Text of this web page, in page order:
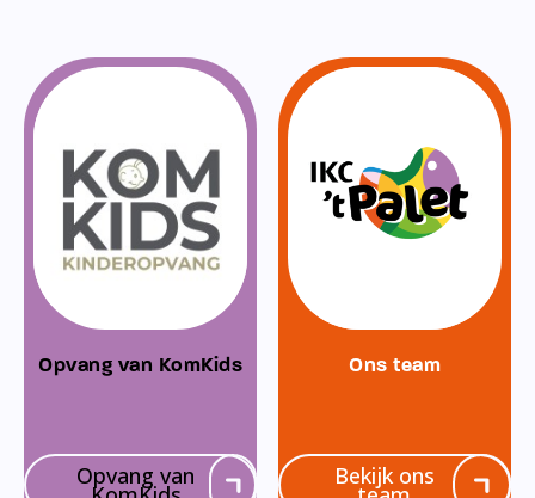
Opvang van KomKids
Opvang van
Ons team
Bekijk ons